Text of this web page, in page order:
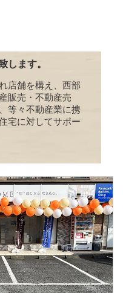
します。
店舗を構え、西部
販売・不動産売
等々不動産業に携
宅に対してサポー